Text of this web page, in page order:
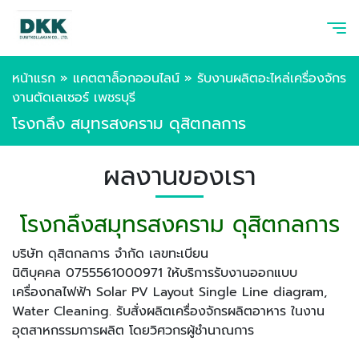
หน้าแรก » แคตตาล็อกออนไลน์ » รับงานผลิตอะไหล่เครื่องจักร
งานตัดเลเซอร์ เพชรบุรี
โรงกลึง สมุทรสงคราม ดุสิตกลการ
ผลงานของเรา
โรงกลึงสมุทรสงคราม ดุสิตกลการ
บริษัท ดุสิตกลการ จำกัด เลขทะเบียน
นิติบุคคล 0755561000971 ให้บริการรับงานออกแบบ
เครื่องกลไฟฟ้า Solar PV Layout Single Line diagram,
Water Cleaning. รับสั่งผลิตเครื่องจักรผลิตอาหาร ในงาน
อุตสาหกรรมการผลิต โดยวิศวกรผู้ชำนาณการ